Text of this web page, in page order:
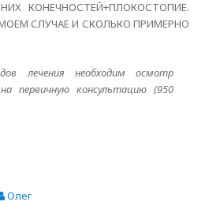
КОНЕЧНОСТЕЙ+ПЛОКОСТОПИЕ.
СЛУЧАЕ И СКОЛЬКО ПРИМЕРНО
лечения необходим осмотр
первичную консультацию (950
Олег